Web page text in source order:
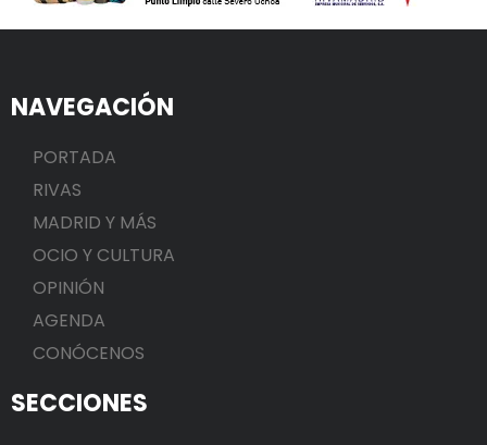
NAVEGACIÓN
PORTADA
RIVAS
MADRID Y MÁS
OCIO Y CULTURA
OPINIÓN
AGENDA
CONÓCENOS
SECCIONES